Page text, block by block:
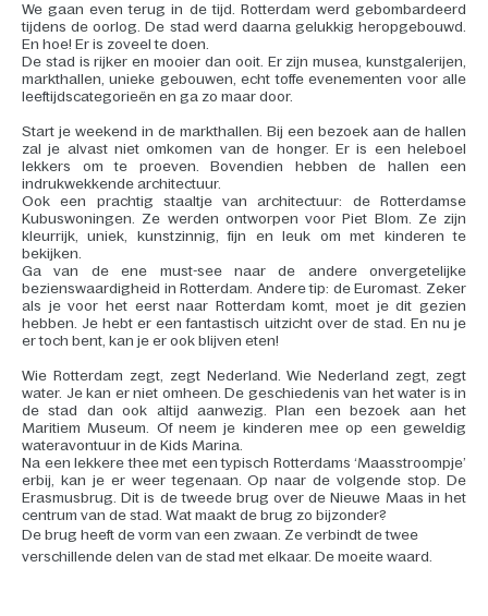
We gaan even terug in de tijd. Rotterdam werd gebombardeerd
tijdens de oorlog. De stad werd daarna gelukkig heropgebouwd.
En hoe! Er is zoveel te doen.
De stad is rijker en mooier dan ooit. Er zijn musea, kunstgalerijen,
markthallen, unieke gebouwen, echt toffe evenementen voor alle
leeftijdscategorieën en ga zo maar door.
Start je weekend in de markthallen. Bij een bezoek aan de hallen
zal je alvast niet omkomen van de honger. Er is een heleboel
lekkers om te proeven. Bovendien hebben de hallen een
indrukwekkende architectuur.
Ook een prachtig staaltje van architectuur: de Rotterdamse
Kubuswoningen. Ze werden ontworpen voor Piet Blom. Ze zijn
kleurrijk, uniek, kunstzinnig, fijn en leuk om met kinderen te
bekijken.
Ga van de ene must-see naar de andere onvergetelijke
bezienswaardigheid in Rotterdam. Andere tip: de Euromast. Zeker
als je voor het eerst naar Rotterdam komt, moet je dit gezien
hebben. Je hebt er een fantastisch uitzicht over de stad. En nu je
er toch bent, kan je er ook blijven eten!
Wie Rotterdam zegt, zegt Nederland. Wie Nederland zegt, zegt
water. Je kan er niet omheen. De geschiedenis van het water is in
de stad dan ook altijd aanwezig. Plan een bezoek aan het
Maritiem Museum. Of neem je kinderen mee op een geweldig
wateravontuur in de Kids Marina.
Na een lekkere thee met een typisch Rotterdams ‘Maasstroompje’
erbij, kan je er weer tegenaan. Op naar de volgende stop. De
Erasmusbrug. Dit is de tweede brug over de Nieuwe Maas in het
centrum van de stad. Wat maakt de brug zo bijzonder?
De brug heeft de vorm van een zwaan. Ze verbindt de twee
verschillende delen van de stad met elkaar. De moeite waard.